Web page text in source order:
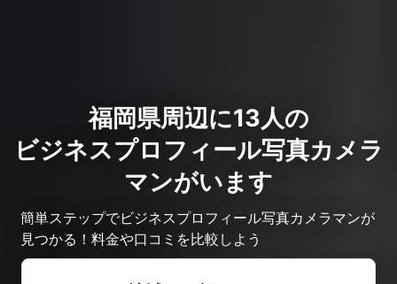
福岡県周辺に13人の
ビジネスプロフィール写真カメラ
マンがいます
簡単ステップでビジネスプロフィール写真カメラマンが
見つかる！料金や口コミを比較しよう